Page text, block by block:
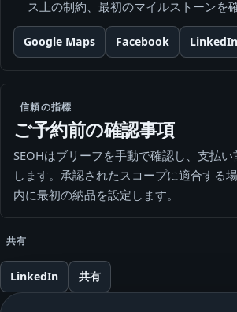
ス上の制約、最初のマイルストーンを
Google Maps Facebook LinkedIn
信頼の指標
ご予約前の確認事項
SEOHはブリーフを手動で確認し、支払
します。承認されたスコープに適合する
内に最初の納品を設定します。
共有
LinkedIn 共有